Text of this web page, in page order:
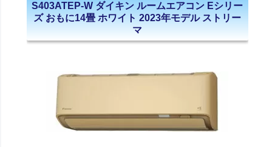
S403ATEP-W ダイキン ルームエアコン Eシリー
ズ おもに14畳 ホワイト 2023年モデル ストリー
マ